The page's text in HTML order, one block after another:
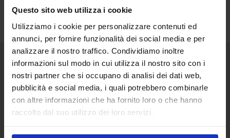
Questo sito web utilizza i cookie
Utilizziamo i cookie per personalizzare contenuti ed
annunci, per fornire funzionalità dei social media e per
analizzare il nostro traffico. Condividiamo inoltre
informazioni sul modo in cui utilizza il nostro sito con i
nostri partner che si occupano di analisi dei dati web,
pubblicità e social media, i quali potrebbero combinarle
con altre informazioni che ha fornito loro o che hanno
raccolto dal suo utilizzo dei loro servizi.
Senaf srl
+ 39 02.332039460